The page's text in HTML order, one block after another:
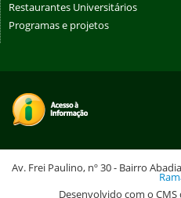
Restaurantes Universitários
Programas e projetos
Av. Frei Paulino, nº 30 - Bairro
Desenvolvido com o